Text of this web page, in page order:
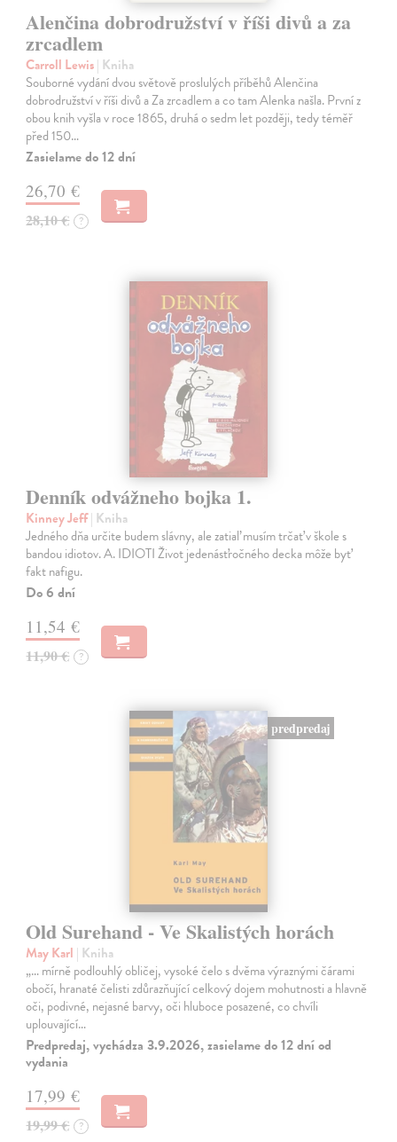
Alenčina dobrodružství v říši divů a za
zrcadlem
Carroll Lewis| Kniha
Souborné vydání dvou světově proslulých příběhů Alenčina
dobrodružství v říši divů a Za zrcadlem a co tam Alenka našla. První z
obou knih vyšla v roce 1865, druhá o sedm let později, tedy téměř
před 150…
Zasielame do 12 dní
26,70 €
28,10 € ?
Denník odvážneho bojka 1.
Kinney Jeff| Kniha
Jedného dňa určite budem slávny, ale zatiaľ musím trčať v škole s
bandou idiotov. A. IDIOTI Život jedenásťročného decka môže byť
fakt nafigu.
Do 6 dní
11,54 €
11,90 € ?
predpredaj
Old Surehand - Ve Skalistých horách
May Karl | Kniha
„… mírně podlouhlý obličej, vysoké čelo s dvěma výraznými čárami
obočí, hranaté čelisti zdůrazňující celkový dojem mohutnosti a hlavně
oči, podivné, nejasné barvy, oči hluboce posazené, co chvíli
uplouvající…
Predpredaj, vychádza 3.9.2026, zasielame do 12 dní od
vydania
17,99 €
19,99 € ?